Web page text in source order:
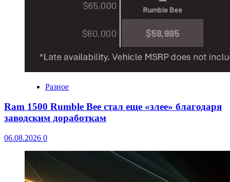
Разное
Ram 1500 Rumble Bee стал еще «злее» благодаря
заводским доработкам
06.08.2026 0